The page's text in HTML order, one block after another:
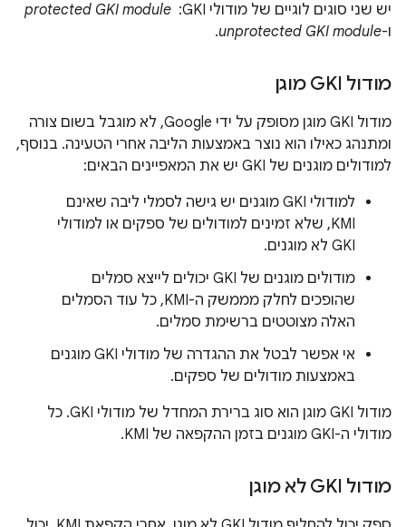
יש שני סוגים לוגיים של מודולי GKI: ‏
protected GKI module
ו-unprotected GKI module
.
מודול GKI מוגן
מודול GKI מוגן מסופק על ידי Google, לא מוגבל בשום צורה
ומתנהג כאילו הוא נוצר באמצעות הליבה אחרי הטעינה. בנוסף,
למודולים מוגנים של GKI יש את המאפיינים הבאים:
למודולי GKI מוגנים יש גישה לסמלי ליבה שאינם
KMI, שלא זמינים למודולים של ספקים או למודולי
GKI לא מוגנים.
מודולים מוגנים של GKI יכולים לייצא סמלים
שהופכים לחלק מממשק ה-KMI, כל עוד הסמלים
האלה מצוטטים ברשימת סמלים.
אי אפשר לבטל את ההגדרה של מודולי GKI מוגנים
באמצעות מודולים של ספקים.
מודול GKI מוגן הוא סוג ברירת המחדל של מודולי GKI. כל
מודולי ה-GKI מוגנים בזמן ההקפאה של KMI.
מודול GKI לא מוגן